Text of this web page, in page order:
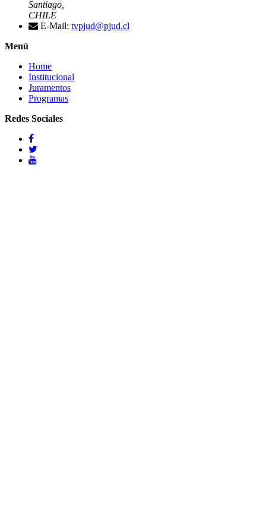
Santiago,
CHILE
E-Mail: tvpjud@pjud.cl
Menú
Home
Institucional
Juramentos
Programas
Redes Sociales